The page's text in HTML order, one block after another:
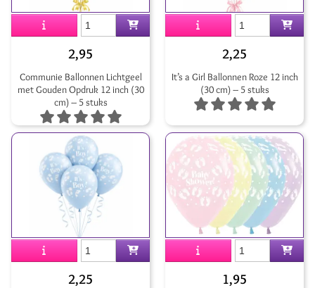
2,95
Communie Ballonnen Lichtgeel
met Gouden Opdruk 12 inch (30
cm) – 5 stuks
2,25
It’s a Girl Ballonnen Roze 12 inch
(30 cm) – 5 stuks
2,25 1,95